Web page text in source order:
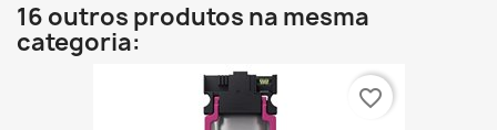
16 outros produtos na mesma
categoria:
favorite_border